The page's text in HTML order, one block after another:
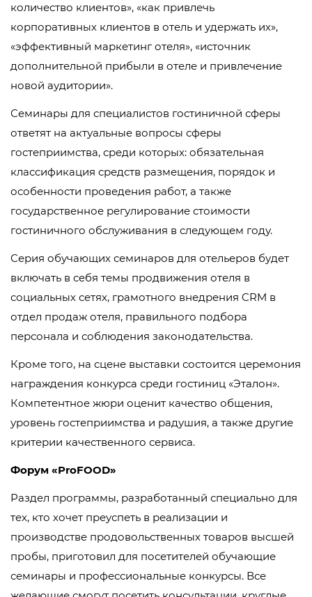
количество клиентов», «как привлечь
корпоративных клиентов в отель и удержать их»,
«эффективный маркетинг отеля», «источник
дополнительной прибыли в отеле и привлечение
новой аудитории».
Семинары для специалистов гостиничной сферы
ответят на актуальные вопросы сферы
гостеприимства, среди которых: обязательная
классификация средств размещения, порядок и
особенности проведения работ, а также
государственное регулирование стоимости
гостиничного обслуживания в следующем году.
Серия обучающих семинаров для отельеров будет
включать в себя темы продвижения отеля в
социальных сетях, грамотного внедрения CRM в
отдел продаж отеля, правильного подбора
персонала и соблюдения законодательства.
Кроме того, на сцене выставки состоится церемония
награждения конкурса среди гостиниц «Эталон».
Компетентное жюри оценит качество общения,
уровень гостеприимства и радушия, а также другие
критерии качественного сервиса.
Форум «ProFOOD»
Раздел программы, разработанный специально для
тех, кто хочет преуспеть в реализации и
производстве продовольственных товаров высшей
пробы, приготовил для посетителей обучающие
семинары и профессиональные конкурсы. Все